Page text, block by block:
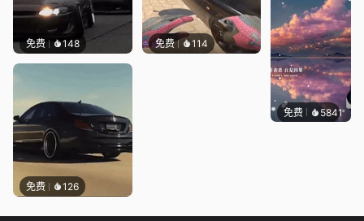
免费 148 免费 114
免费 126
免费 5841冰茶